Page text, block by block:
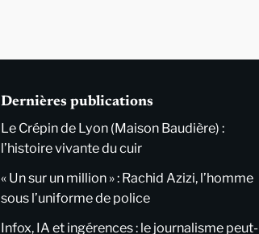
Dernières publications
Le Crépin de Lyon (Maison Baudière) :
l’histoire vivante du cuir
« Un sur un million » : Rachid Azizi, l’homme
sous l’uniforme de police
Infox, IA et ingérences : le journalisme peut-